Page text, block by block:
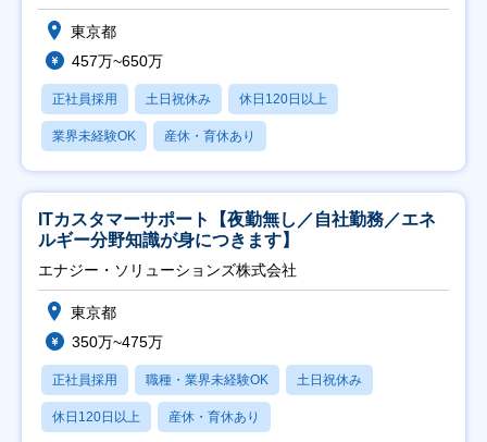
東京都
457万~650万
正社員採用 土日祝休み 休日120日以上
業界未経験OK 産休・育休あり
ITカスタマーサポート【夜勤無し／自社勤務／エネ
ルギー分野知識が身につきます】
エナジー・ソリューションズ株式会社
東京都
350万~475万
正社員採用 職種・業界未経験OK 土日祝休み
休日120日以上 産休・育休あり